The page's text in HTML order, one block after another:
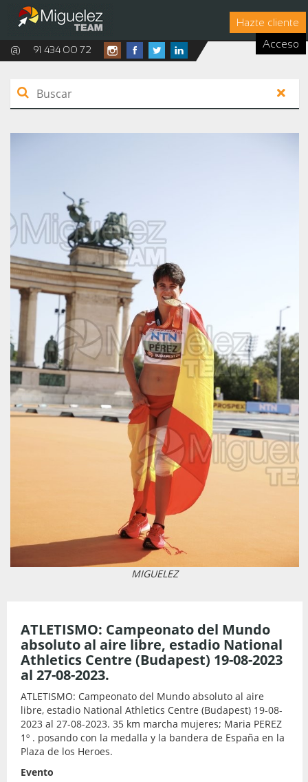
Hazte cliente
Acceso
@ 91 434 00 72
MIGUELEZ
ATLETISMO: Campeonato del Mundo
absoluto al aire libre, estadio National
Athletics Centre (Budapest) 19-08-2023
al 27-08-2023.
ATLETISMO: Campeonato del Mundo absoluto al aire
libre, estadio National Athletics Centre (Budapest) 19-08-
2023 al 27-08-2023. 35 km marcha mujeres; Maria PEREZ
1º . posando con la medalla y la bandera de España en la
Plaza de los Heroes.
Evento